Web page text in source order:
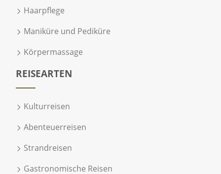
Haarpflege
Maniküre und Pediküre
Körpermassage
REISEARTEN
Kulturreisen
Abenteuerreisen
Strandreisen
Gastronomische Reisen